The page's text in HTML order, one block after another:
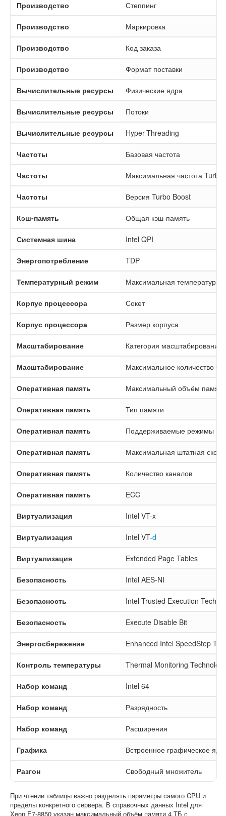
Производство Степпинг
Производство Маркировка
Производство Код заказа
Производство Формат поставки
Вычислительные ресурсы Физические ядра
Вычислительные ресурсы Потоки
Вычислительные ресурсы Hyper-Threading
Частоты Базовая частота
Частоты Максимальная частота Turbo
Частоты Версия Turbo Boost
Кэш-память Общая кэш-память
Системная шина Intel QPI
Энергопотребление TDP
Температурный режим Максимальная температура
Корпус процессора Сокет
Корпус процессора Размер корпуса
Масштабирование Категория масштабирования
Масштабирование Максимальное количество
Оперативная память Максимальный объём памяти
Оперативная память Тип памяти
Оперативная память Поддерживаемые режимы
Оперативная память Максимальная штатная
Оперативная память Количество каналов
Оперативная память ECC
Виртуализация Intel VT-x
Виртуализация Intel VT-d
Виртуализация Extended Page Tables
Безопасность Intel AES-NI
Безопасность Intel Trusted Execution
Безопасность Execute Disable Bit
Энергосбережение Enhanced Intel SpeedStep
Контроль температуры Thermal Monitoring
Набор команд Intel 64
Набор команд Разрядность
Набор команд Расширения
Графика Встроенное графическое
Разгон Свободный множитель
При чтении таблицы важно разделять параметры самого CPU и
пределы конкретного сервера. В справочных данных Intel для
Xeon E7-8850 указан максимальный объём памяти 4 ТБ с